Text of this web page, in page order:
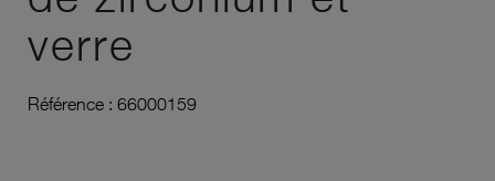
verre
Référence : 66000159